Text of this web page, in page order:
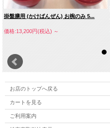
掛盤膳用 (かけばんぜん) お椀のみ 5...
価格:13,200円(税込)～
お店のトップへ戻る
カートを見る
ご利用案内